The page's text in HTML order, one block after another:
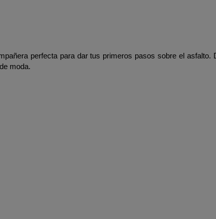
perfecta para dar tus primeros pasos sobre el asfalto.
moda.